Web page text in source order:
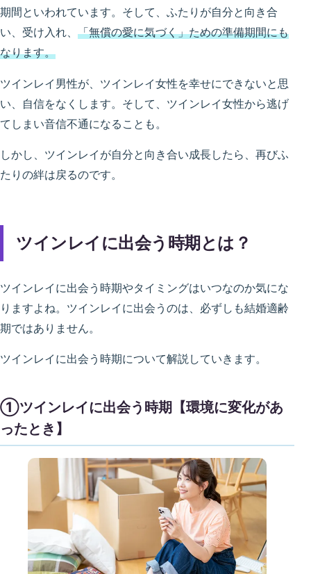
期間といわれています。そして、ふたりが自分と向き合
い、受け入れ、 「無償の愛に気づく」ための準備期間にも
なります。
ツインレイ男性が、ツインレイ女性を幸せにできないと思
い、自信をなくします。そして、ツインレイ女性から逃げ
てしまい音信不通になることも。
しかし、ツインレイが自分と向き合い成長したら、再びふ
たりの絆は戻るのです。
ツインレイに出会う時期とは？
ツインレイに出会う時期やタイミングはいつなのか気にな
りますよね。ツインレイに出会うのは、必ずしも結婚適齢
期ではありません。
ツインレイに出会う時期について解説していきます。
①ツインレイに出会う時期【環境に変化があ
ったとき】